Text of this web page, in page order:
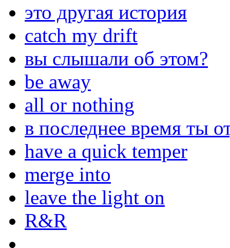
это другая история
catch my drift
вы слышали об этом?
be away
all or nothing
в последнее время ты
have a quick temper
merge into
leave the light on
R&R